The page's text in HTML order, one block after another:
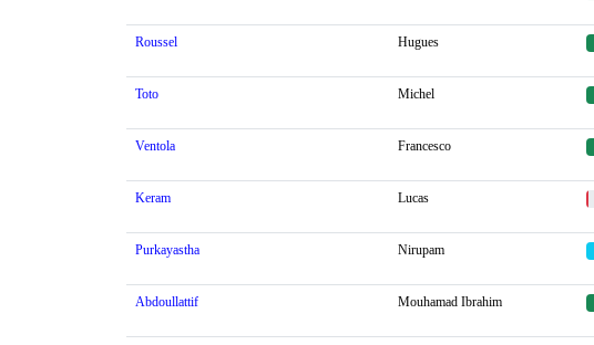
Roussel Hugues
Toto Michel
Ventola Francesco
Keram Lucas
Purkayastha Nirupam
Abdoullattif Mouhamad Ibrahim